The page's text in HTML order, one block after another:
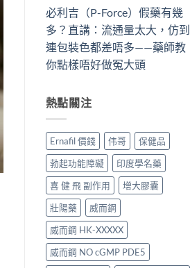
必利吉（P-Force）假藥有幾
多？直講：流通量太大，仿到
連包裝色都差唔多——藥師教
你點樣唔好做冤大頭
熱點關注
Ernafil 價錢 伟哥
保健品
勃起功能障礙
印度學名藥
喜 健 飛 副作用
增大膠囊
壯陽藥
威而鋼
威而鋼 HK-XXXXX
威而鋼 NO cGMP PDE5